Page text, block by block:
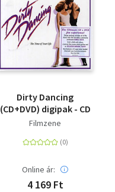
Dirty Dancing
(CD+DVD) digipak - CD
Filmzene
Online ár:
4 169 Ft